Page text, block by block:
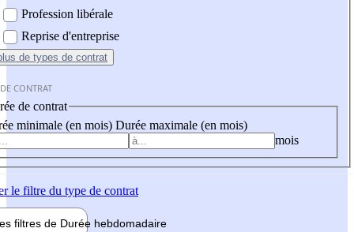
Profession libérale
Reprise d'entreprise
de types de contrat
CONTRAT
de contrat
minimale (en mois) Durée maximale (en mois)
mois
le filtre du type de contrat
filtres de Durée hebdomadaire